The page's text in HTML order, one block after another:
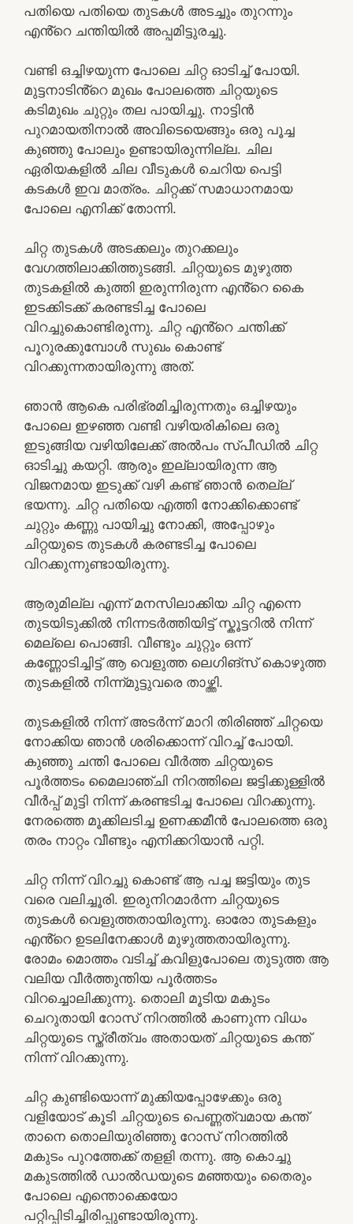
പതിയെ പതിയെ തുടകൾ അടച്ചും തുറന്നും
എൻ്റെ ചന്തിയിൽ അപ്പമിട്ടുരച്ചു.
വണ്ടി ഒച്ചിഴയുന്ന പോലെ ചിറ്റ ഓടിച്ച് പോയി.
മുട്ടനാടിൻ്റെ മുഖം പോലത്തെ ചിറ്റയുടെ
കടിമുഖം ചുറ്റും തല പായിച്ചു. നാട്ടിൻ
പുറമായതിനാൽ അവിടെയെങ്ങും ഒരു പൂച്ച
കുഞ്ഞു പോലും ഉണ്ടായിരുന്നില്ല. ചില
ഏരിയകളിൽ ചില വീടുകൾ ചെറിയ പെട്ടി
കടകൾ ഇവ മാത്രം. ചിറ്റക്ക് സമാധാനമായ
പോലെ എനിക്ക് തോന്നി.
ചിറ്റ തുടകൾ അടക്കലും തുറക്കലും
വേഗത്തിലാക്കിത്തുടങ്ങി. ചിറ്റയുടെ മുഴുത്ത
തുടകളിൽ കുത്തി ഇരുന്നിരുന്ന എൻ്റെ കൈ
ഇടക്കിടക്ക് കരണ്ടടിച്ച പോലെ
വിറച്ചുകൊണ്ടിരുന്നു. ചിറ്റ എൻ്റെ ചന്തിക്ക്
പൂറുരക്കുമ്പോൾ സുഖം കൊണ്ട്
വിറക്കുന്നതായിരുന്നു അത്.
ഞാൻ ആകെ പരിഭ്രമിച്ചിരുന്നതും ഒച്ചിഴയും
പോലെ ഇഴഞ്ഞ വണ്ടി വഴിയരികിലെ ഒരു
ഇടുങ്ങിയ വഴിയിലേക്ക് അൽപം സ്പീഡിൽ ചിറ്റ
ഓടിച്ചു കയറ്റി. ആരും ഇല്ലായിരുന്ന ആ
വിജനമായ ഇടുക്ക് വഴി കണ്ട് ഞാൻ തെല്ല്
ഭയന്നു. ചിറ്റ പതിയെ എത്തി നോക്കിക്കൊണ്ട്
ചുറ്റും കണ്ണു പായിച്ചു നോക്കി, അപ്പോഴും
ചിറ്റയുടെ തുടകൾ കരണ്ടടിച്ച പോലെ
വിറക്കുന്നുണ്ടായിരുന്നു.
ആരുമില്ല എന്ന് മനസിലാക്കിയ ചിറ്റ എന്നെ
തുടയിടുക്കിൽ നിന്നടർത്തിയിട്ട് സ്കൂട്ടറിൽ നിന്ന്
മെല്ലെ പൊങ്ങി. വീണ്ടും ചുറ്റും ഒന്ന്
കണ്ണോടിച്ചിട്ട് ആ വെളുത്ത ലെഗിങ്സ് കൊഴുത്ത
തുടകളിൽ നിന്ന്മുട്ടുവരെ താഴ്ത്തി.
തുടകളിൽ നിന്ന് അടർന്ന് മാറി തിരിഞ്ഞ് ചിറ്റയെ
നോക്കിയ ഞാൻ ശരിക്കൊന്ന് വിറച്ച് പോയി.
കുഞ്ഞു ചന്തി പോലെ വീർത്ത ചിറ്റയുടെ
പൂർത്തടം മൈലാഞ്ചി നിറത്തിലെ ജട്ടിക്കുള്ളിൽ
വീർപ്പ് മുട്ടി നിന്ന് കരണ്ടടിച്ച പോലെ വിറക്കുന്നു.
നേരത്തെ മൂക്കിലടിച്ച ഉണക്കമീൻ പോലത്തെ ഒരു
തരം നാറ്റം വീണ്ടും എനിക്കറിയാൻ പറ്റി.
ചിറ്റ നിന്ന് വിറച്ചു കൊണ്ട് ആ പച്ച ജട്ടിയും തുട
വരെ വലിച്ചൂരി. ഇരുനിറമാർന്ന ചിറ്റയുടെ
തുടകൾ വെളുത്തതായിരുന്നു. ഓരോ തുടകളും
എൻ്റെ ഉടലിനേക്കാൾ മുഴുത്തതായിരുന്നു.
രോമം മൊത്തം വടിച്ച് കവിളുപോലെ തുടുത്ത ആ
വലിയ വീർത്തുന്തിയ പൂർത്തടം
വിറച്ചൊലിക്കുന്നു. തൊലി മൂടിയ മകുടം
ചെറുതായി റോസ് നിറത്തിൽ കാണുന്ന വിധം
ചിറ്റയുടെ സ്ത്രീത്വം അതായത് ചിറ്റയുടെ കന്ത്
നിന്ന് വിറക്കുന്നു.
ചിറ്റ കുണ്ടിയൊന്ന് മുക്കിയപ്പോഴേക്കും ഒരു
വളിയോട് കൂടി ചിറ്റയുടെ പെണ്ണത്വമായ കന്ത്
താനെ തൊലിയുരിഞ്ഞു റോസ് നിറത്തിൽ
മകുടം പുറത്തേക്ക് തളളി തന്നു. ആ കൊച്ചു
മകുടത്തിൽ ഡാൽഡയുടെ മഞ്ഞയും തൈരും
പോലെ എന്തൊക്കെയോ
പറ്റിപ്പിടിച്ചിരിപ്പുണ്ടായിരുന്നു.